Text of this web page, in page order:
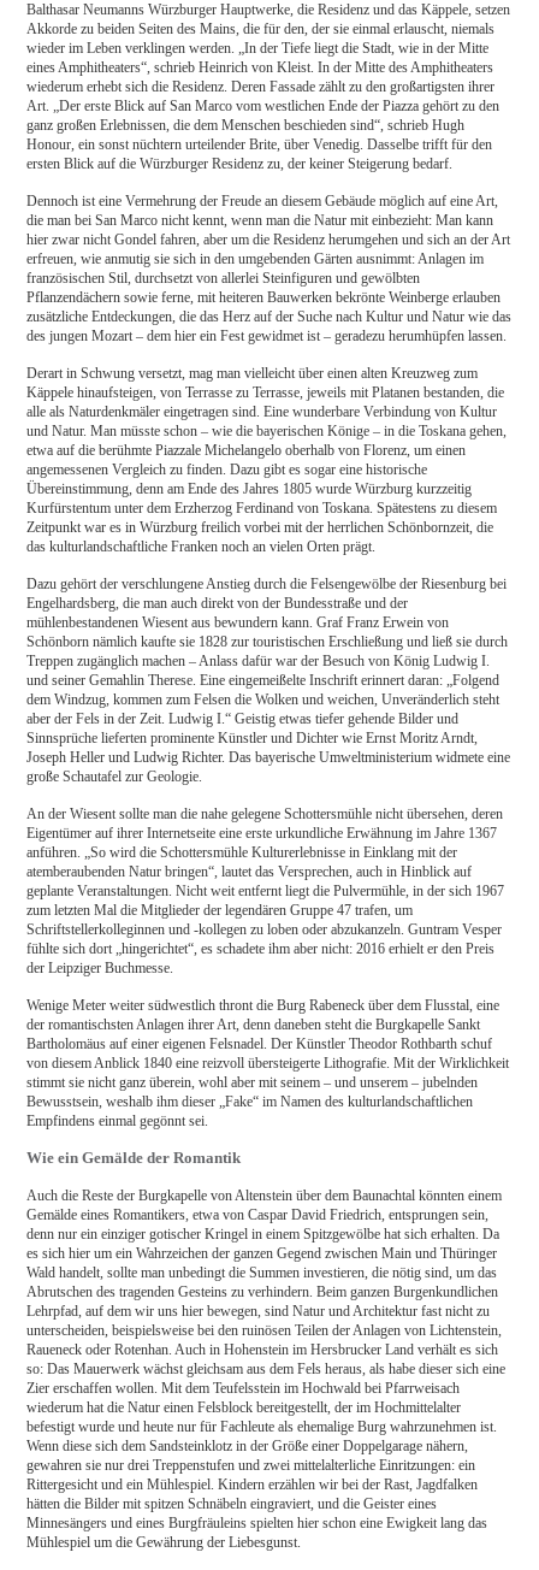
Balthasar Neumanns Würzburger Hauptwerke, die Residenz und das Käppele, setzen
Akkorde zu beiden Seiten des Mains, die für den, der sie einmal erlauscht, niemals
wieder im Leben verklingen werden. „In der Tiefe liegt die Stadt, wie in der Mitte
eines Amphitheaters“, schrieb Heinrich von Kleist. In der Mitte des Amphitheaters
wiederum erhebt sich die Residenz. Deren Fassade zählt zu den großartigsten ihrer
Art. „Der erste Blick auf San Marco vom westlichen Ende der Piazza gehört zu den
ganz großen Erlebnissen, die dem Menschen beschieden sind“, schrieb Hugh
Honour, ein sonst nüchtern urteilender Brite, über Venedig. Dasselbe trifft für den
ersten Blick auf die Würzburger Residenz zu, der keiner Steigerung bedarf.
Dennoch ist eine Vermehrung der Freude an diesem Gebäude möglich auf eine Art,
die man bei San Marco nicht kennt, wenn man die Natur mit einbezieht: Man kann
hier zwar nicht Gondel fahren, aber um die Residenz herumgehen und sich an der Art
erfreuen, wie anmutig sie sich in den umgebenden Gärten ausnimmt: Anlagen im
französischen Stil, durchsetzt von allerlei Steinfiguren und gewölbten
Pflanzendächern sowie ferne, mit heiteren Bauwerken bekrönte Weinberge erlauben
zusätzliche Entdeckungen, die das Herz auf der Suche nach Kultur und Natur wie das
des jungen Mozart – dem hier ein Fest gewidmet ist – geradezu herumhüpfen lassen.
Derart in Schwung versetzt, mag man vielleicht über einen alten Kreuzweg zum
Käppele hinaufsteigen, von Terrasse zu Terrasse, jeweils mit Platanen bestanden, die
alle als Naturdenkmäler eingetragen sind. Eine wunderbare Verbindung von Kultur
und Natur. Man müsste schon – wie die bayerischen Könige – in die Toskana gehen,
etwa auf die berühmte Piazzale Michelangelo oberhalb von Florenz, um einen
angemessenen Vergleich zu finden. Dazu gibt es sogar eine historische
Übereinstimmung, denn am Ende des Jahres 1805 wurde Würzburg kurzzeitig
Kurfürstentum unter dem Erzherzog Ferdinand von Toskana. Spätestens zu diesem
Zeitpunkt war es in Würzburg freilich vorbei mit der herrlichen Schönbornzeit, die
das kulturlandschaftliche Franken noch an vielen Orten prägt.
Dazu gehört der verschlungene Anstieg durch die Felsengewölbe der Riesenburg bei
Engelhardsberg, die man auch direkt von der Bundesstraße und der
mühlenbestandenen Wiesent aus bewundern kann. Graf Franz Erwein von
Schönborn nämlich kaufte sie 1828 zur touristischen Erschließung und ließ sie durch
Treppen zugänglich machen – Anlass dafür war der Besuch von König Ludwig I.
und seiner Gemahlin Therese. Eine eingemeißelte Inschrift erinnert daran: „Folgend
dem Windzug, kommen zum Felsen die Wolken und weichen, Unveränderlich steht
aber der Fels in der Zeit. Ludwig I.“ Geistig etwas tiefer gehende Bilder und
Sinnsprüche lieferten prominente Künstler und Dichter wie Ernst Moritz Arndt,
Joseph Heller und Ludwig Richter. Das bayerische Umweltministerium widmete eine
große Schautafel zur Geologie.
An der Wiesent sollte man die nahe gelegene Schottersmühle nicht übersehen, deren
Eigentümer auf ihrer Internetseite eine erste urkundliche Erwähnung im Jahre 1367
anführen. „So wird die Schottersmühle Kulturerlebnisse in Einklang mit der
atemberaubenden Natur bringen“, lautet das Versprechen, auch in Hinblick auf
geplante Veranstaltungen. Nicht weit entfernt liegt die Pulvermühle, in der sich 1967
zum letzten Mal die Mitglieder der legendären Gruppe 47 trafen, um
Schriftstellerkolleginnen und -kollegen zu loben oder abzukanzeln. Guntram Vesper
fühlte sich dort „hingerichtet“, es schadete ihm aber nicht: 2016 erhielt er den Preis
der Leipziger Buchmesse.
Wenige Meter weiter südwestlich thront die Burg Rabeneck über dem Flusstal, eine
der romantischsten Anlagen ihrer Art, denn daneben steht die Burgkapelle Sankt
Bartholomäus auf einer eigenen Felsnadel. Der Künstler Theodor Rothbarth schuf
von diesem Anblick 1840 eine reizvoll übersteigerte Lithografie. Mit der Wirklichkeit
stimmt sie nicht ganz überein, wohl aber mit seinem – und unserem – jubelnden
Bewusstsein, weshalb ihm dieser „Fake“ im Namen des kulturlandschaftlichen
Empfindens einmal gegönnt sei.
Wie ein Gemälde der Romantik
Auch die Reste der Burgkapelle von Altenstein über dem Baunachtal könnten einem
Gemälde eines Romantikers, etwa von Caspar David Friedrich, entsprungen sein,
denn nur ein einziger gotischer Kringel in einem Spitzgewölbe hat sich erhalten. Da
es sich hier um ein Wahrzeichen der ganzen Gegend zwischen Main und Thüringer
Wald handelt, sollte man unbedingt die Summen investieren, die nötig sind, um das
Abrutschen des tragenden Gesteins zu verhindern. Beim ganzen Burgenkundlichen
Lehrpfad, auf dem wir uns hier bewegen, sind Natur und Architektur fast nicht zu
unterscheiden, beispielsweise bei den ruinösen Teilen der Anlagen von Lichtenstein,
Raueneck oder Rotenhan. Auch in Hohenstein im Hersbrucker Land verhält es sich
so: Das Mauerwerk wächst gleichsam aus dem Fels heraus, als habe dieser sich eine
Zier erschaffen wollen. Mit dem Teufelsstein im Hochwald bei Pfarrweisach
wiederum hat die Natur einen Felsblock bereitgestellt, der im Hochmittelalter
befestigt wurde und heute nur für Fachleute als ehemalige Burg wahrzunehmen ist.
Wenn diese sich dem Sandsteinklotz in der Größe einer Doppelgarage nähern,
gewahren sie nur drei Treppenstufen und zwei mittelalterliche Einritzungen: ein
Rittergesicht und ein Mühlespiel. Kindern erzählen wir bei der Rast, Jagdfalken
hätten die Bilder mit spitzen Schnäbeln eingraviert, und die Geister eines
Minnesängers und eines Burgfräuleins spielten hier schon eine Ewigkeit lang das
Mühlespiel um die Gewährung der Liebesgunst.